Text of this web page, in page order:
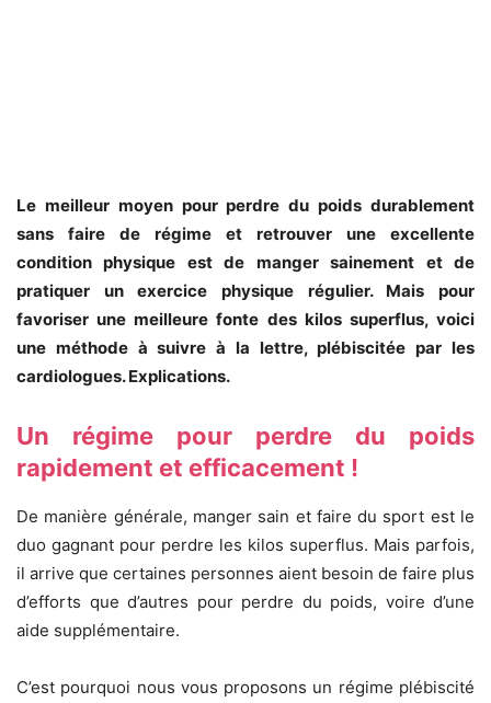
Le meilleur moyen pour perdre du poids durablement
sans faire de régime et retrouver une excellente
condition physique est de manger sainement et de
pratiquer un exercice physique régulier. Mais pour
favoriser une meilleure fonte des kilos superflus, voici
une méthode à suivre à la lettre, plébiscitée par les
cardiologues. Explications.
Un régime pour perdre du poids
rapidement et efficacement !
De manière générale, manger sain et faire du sport est le
duo gagnant pour perdre les kilos superflus. Mais parfois,
il arrive que certaines personnes aient besoin de faire plus
d’efforts que d’autres pour perdre du poids, voire d’une
aide supplémentaire.
C’est pourquoi nous vous proposons un régime plébiscité